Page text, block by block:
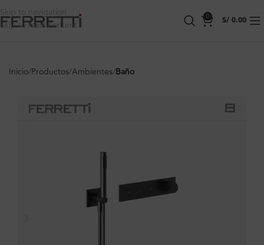
Skip to navigation
Skip to main content
0
S/ 0.00
Inicio Productos Ambientes Baño